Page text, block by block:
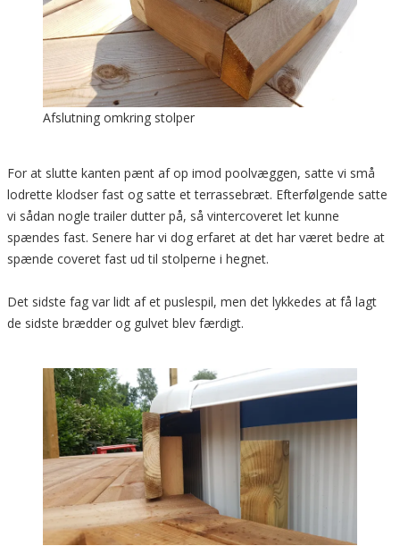
Afslutning omkring stolper
For at slutte kanten pænt af op imod poolvæggen, satte vi små
lodrette klodser fast og satte et terrassebræt. Efterfølgende satte
vi sådan nogle trailer dutter på, så vintercoveret let kunne
spændes fast. Senere har vi dog erfaret at det har været bedre at
spænde coveret fast ud til stolperne i hegnet.
Det sidste fag var lidt af et puslespil, men det lykkedes at få lagt
de sidste brædder og gulvet blev færdigt.